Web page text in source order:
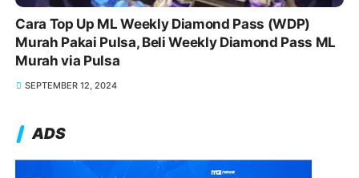
Cara Top Up ML Weekly Diamond Pass (WDP)
Murah Pakai Pulsa, Beli Weekly Diamond Pass ML
Murah via Pulsa
SEPTEMBER 12, 2024
ADS